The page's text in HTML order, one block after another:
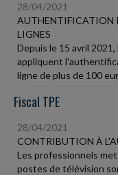
28/04/2021
AUTHENTIFICATION
LIGNES
Depuis le 15 avril
appliquent
ligne de plus de 100
Fiscal TPE
28/04/2021
CONTRIBUTION À
Les professionnels
postes de télévision